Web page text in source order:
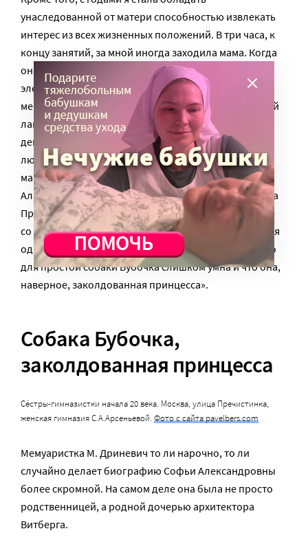
унаследованной от матери способностью извлекать
интерес из всех жизненных положений. В три часа, к
концу занятий, за мной иногда заходила мама. Когда
она, в коротенькой каракулевой жакетке, такая
элегантная и не похожая на других мамаш, ожидая
меня, стояла внизу лестницы, по которой мы шумной
лавиной спускались после звонка, я видела, что все
девочки смотрят на нее с нескрываемым
любопытством. Еще больший интерес возбуждала
мама, когда с ней была охотничья собака Альфа.
Альфа или, как я ее называла, Бубочка, появилась на
Пречистенском бульваре маленьким щенком вместе
со мною и прожила 12 лет как член семьи. И мама, и я
одинаково ее любили, причем выражали мысль, что
для простой собаки Бубочка слишком умна и что она,
наверное, заколдованная принцесса».
Собака Бубочка,
заколдованная принцесса
Сёстры-гимназистки начала 20 века. Москва, улица Пречистинка,
женская гимназия С.А.Арсеньевой. Фото с сайта pavelbers.com
Мемуаристка М. Дриневич то ли нарочно, то ли
случайно делает биографию Софьи Александровны
более скромной. На самом деле она была не просто
родственницей, а родной дочерью архитектора
Витберга.